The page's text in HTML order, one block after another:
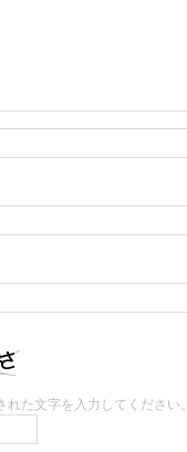
れた文字を入力してください。